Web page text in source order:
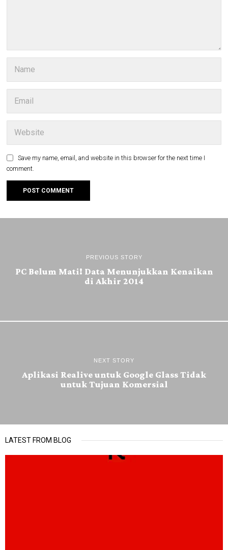
Save my name, email, and website in this browser for the next time I
comment.
PREVIOUS STORY
PC Belum Mati! Data Menunjukkan Kenaikan
di Akhir 2014
NEXT STORY
Aplikasi Realive untuk Google Glass Tidak
untuk Tujuan Komersial
LATEST FROM BLOG